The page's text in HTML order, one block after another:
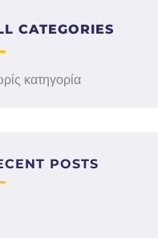
CATEGORIES
κατηγορία
POSTS